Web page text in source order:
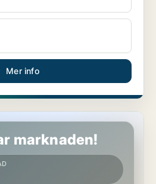
Mer info
marknaden!